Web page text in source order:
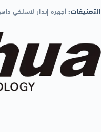
التصنيفات:أجهزة إنذار لاسلكي